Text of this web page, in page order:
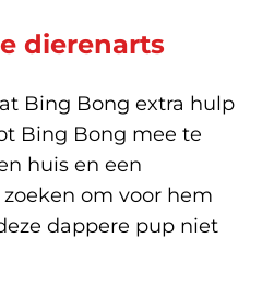
dierenarts
Bing Bong extra hulp
Bing Bong mee te
huis en een
om voor hem
dappere pup niet